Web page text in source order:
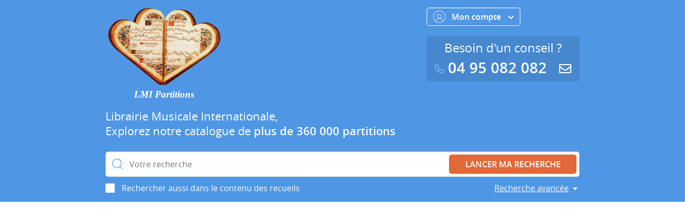
LMI Partitions
Librairie Musicale Internationale,
Explorez notre catalogue de plus de 360 000 partitions
Rechercher :
Rechercher aussi dans le contenu des recueils Recherche avancée
Mon compte
Besoin d'un conseil ?
04 95 082 082